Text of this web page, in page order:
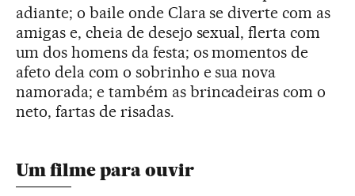
adiante; o baile onde Clara se diverte com as
amigas e, cheia de desejo sexual, flerta com
um dos homens da festa; os momentos de
afeto dela com o sobrinho e sua nova
namorada; e também as brincadeiras com o
neto, fartas de risadas.
Um filme para ouvir